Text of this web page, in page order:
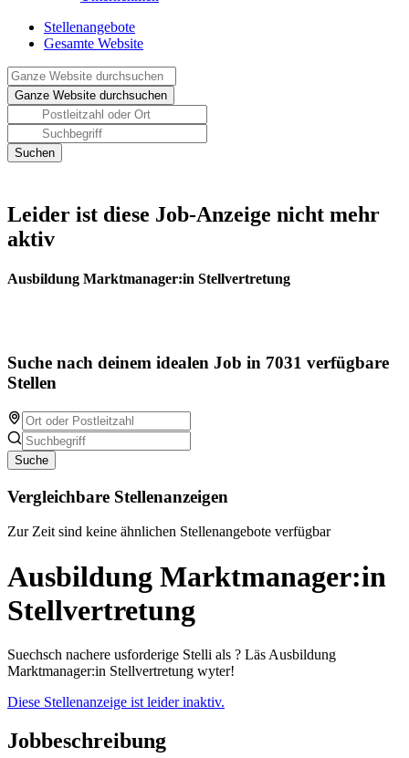
Stellenangebote
Gesamte Website
Leider ist diese Job-Anzeige nicht mehr
aktiv
Ausbildung Marktmanager:in Stellvertretung
Suche nach deinem idealen Job in 7031 verfügbare
Stellen
Suche
Vergleichbare Stellenanzeigen
Zur Zeit sind keine ähnlichen Stellenangebote verfügbar
Ausbildung Marktmanager:in
Stellvertretung
Suechsch nachere usforderige Stelli als ? Läs Ausbildung
Marktmanager:in Stellvertretung wyter!
Diese Stellenanzeige ist leider inaktiv.
Jobbeschreibung